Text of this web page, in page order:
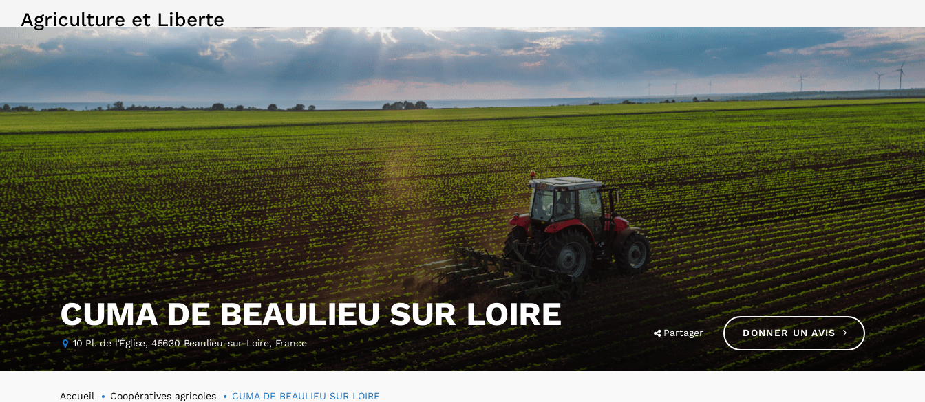
Agriculture et Liberte
CUMA DE BEAULIEU SUR LOIRE
10 Pl. de l'Église, 45630 Beaulieu-sur-Loire, France
Partager DONNER UN AVIS
Accueil Coopératives agricoles CUMA DE BEAULIEU SUR LOIRE